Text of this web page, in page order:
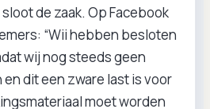
de zaak. Op Facebook
“Wii hebben besloten
wij nog steeds geen
dit een zware last is voor
moet worden